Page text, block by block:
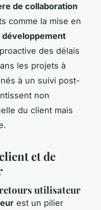
de collaboration
comme la mise en
des délais
les projets à
à un suivi post-
non
du client mais
et de
utilisateur
est un pilier